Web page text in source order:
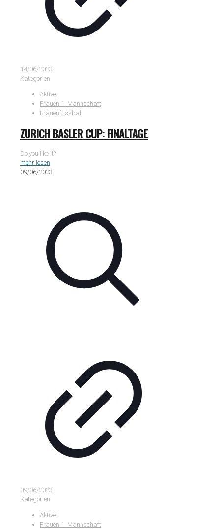
14/06/2023
Kategorien
Aktive
Frauen 1. Mannschaft
Frauenfussball
ZURICH BASLER CUP: FINALTAGE
Do you like it?
mehr lesen
09/06/2023
09/06/2023
Kategorien
Aktive
Frauen 1. Mannschaft